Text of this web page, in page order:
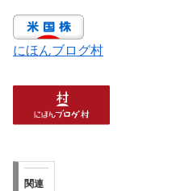
にほんブログ村
関連